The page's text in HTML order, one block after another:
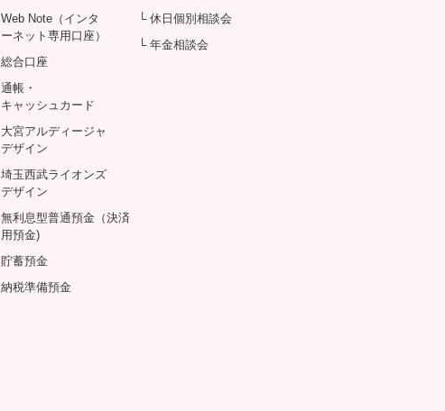
Web Note（インタ
ーネット専用口座）
総合口座
帳・
キャッシュカード
大宮アルディージャ
デザイン
埼玉西武ライオンズ
デザイン
無利息型普通預金（決済
用預金)
貯蓄預金
納税準備預金
└ 休日個別相談会
└ 年金相談会